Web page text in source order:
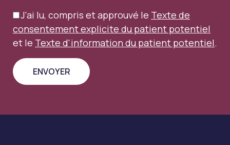
J'ai lu, compris et approuvé le Texte de
consentement explicite du patient potentiel
et le Texte d'information du patient potentiel.